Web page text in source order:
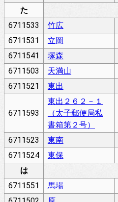
た
6711533
竹広
6711531
立岡
6711541
塚森
6711503
天満山
6711521
東出
6711593
東出２６２－１
（太子郵便局私
書箱第２号）
6711523 東南
6711524
東保
は
6711551
馬場